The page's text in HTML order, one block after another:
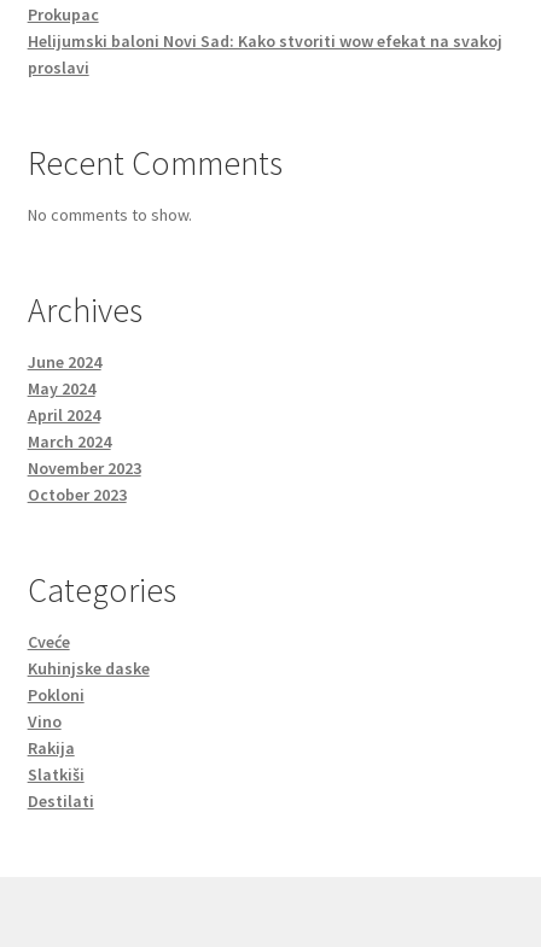
Prokupac
Helijumski baloni Novi Sad: Kako stvoriti wow efekat na svakoj
proslavi
Recent Comments
No comments to show.
Archives
June 2024
May 2024
April 2024
March 2024
November 2023
October 2023
Categories
Cveće
Kuhinjske daske
Pokloni
Vino
Rakija
Slatkiši
Destilati